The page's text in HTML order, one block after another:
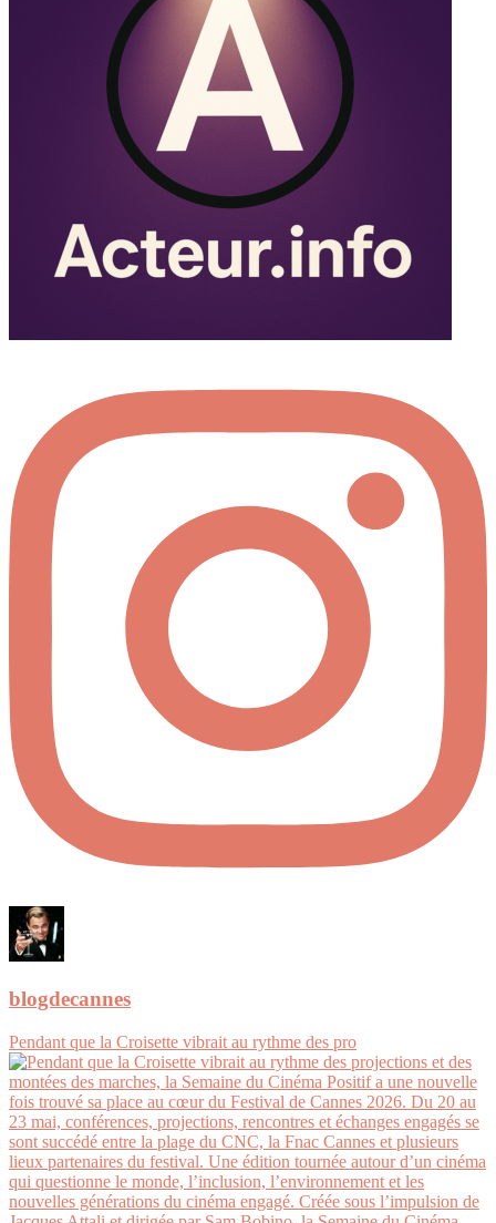
blogdecannes
Pendant que la Croisette vibrait au rythme des pro